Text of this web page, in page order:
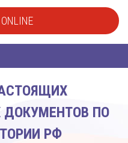
ДОКУМЕНТОВ ПО
РФ